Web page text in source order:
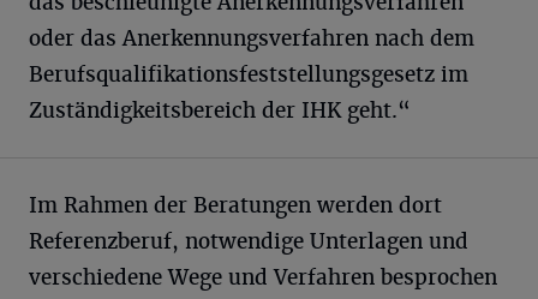
oder das Anerkennungsverfahren nach dem
Berufsqualifikationsfeststellungsgesetz im
Zuständigkeitsbereich der IHK geht.“
Im Rahmen der Beratungen werden dort
Referenzberuf, notwendige Unterlagen und
verschiedene Wege und Verfahren besprochen